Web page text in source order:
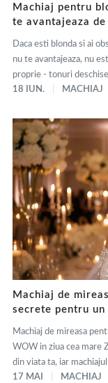
Machiaj pentru
te avantajeaza
Daca esti blonda si ai
nu te avantajeaza, nu
proprie - tonuri
18 IUN.
MACHIAJ
Machiaj de
secrete pentru
Machiaj de mireasa
WOW in ziua cea mare
din viata ta, iar
17 MAI
MACHIAJ